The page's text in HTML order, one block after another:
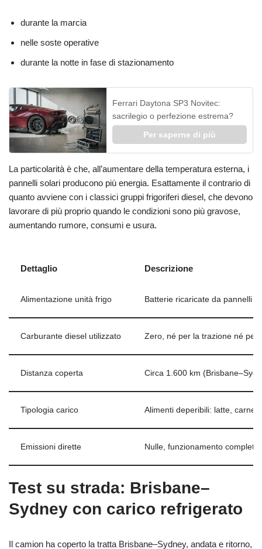
durante la marcia
nelle soste operative
durante la notte in fase di stazionamento
Ferrari Daytona SP3 Novitec:
sacrilegio o perfezione estrema?
Per saperne di più
La particolarità è che, all’aumentare della temperatura esterna, i
pannelli solari producono più energia. Esattamente il contrario di
quanto avviene con i classici gruppi frigoriferi diesel, che devono
lavorare di più proprio quando le condizioni sono più gravose,
aumentando rumore, consumi e usura.
Dettaglio Descrizione
Alimentazione unità frigo Batterie ricaricate da pannelli
Carburante diesel utilizzato Zero, né per la trazione né per
Distanza coperta Circa 1.600 km
Tipologia carico Alimenti deperibili: latte, carne,
Emissioni dirette Nulle, funzionamento
Test su strada: Brisbane–
Sydney con carico refrigerato
Il camion ha coperto la tratta Brisbane–Sydney, andata e ritorno,